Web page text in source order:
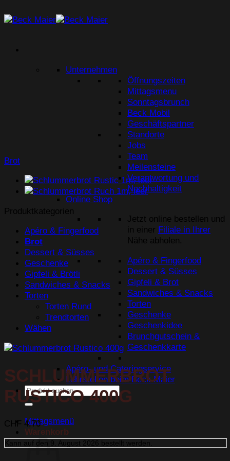
Inhalt
Unternehmen
Öffnungszeiten
Mittagsmenu
Sonntagsbrunch
Beck Mobil
Geschäftspartner
Standorte
Jobs
Team
Meilensteine
Verantwortung und
Nachhaltigkeit
Online Shop
Jetzt online bestellen und
in einer Filiale in Ihrer
Nähe abholen.
Apéro & Fingerfood
Dessert & Süsses
Gipfeli & Brot
Sandwiches & Snacks
Torten
Geschenke
Geschenkidee
Brunchgutschein &
Geschenkkarte
Apéro- und Cateringservice
Lehrstellen beim Beck Maier
Suchen
nach:
Mittagsmenü
Warenkorb
Brot
Produktkategorien
Apéro & Fingerfood
Brot
Dessert & Süsses
Geschenke
Gipfeli & Brötli
Sandwiches & Snacks
Torten
Torten Rund
Trendtorten
Wähen
SCHLUMMERBROT
RUSTICO 400G
CHF 4.70
Kann auf den 9. August 2026 bestellt werden.